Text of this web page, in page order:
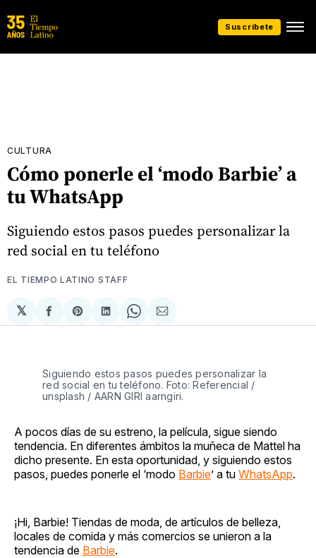
Suscríbete
CULTURA
Cómo ponerle el ‘modo Barbie’ a
tu WhatsApp
Siguiendo estos pasos puedes personalizar la
red social en tu teléfono
EL TIEMPO LATINO STAFF
𝕏
Compartir
en
Share
on
Compartir
en
Share
on
Compartir
via
Siguiendo estos pasos puedes personalizar la
red social en tu teléfono. Foto: Referencial /
unsplash / AARN GIRI aarngiri.
A pocos días de su estreno, la película, sigue siendo
tendencia. En diferentes ámbitos la muñeca de Mattel ha
dicho presente. En esta oportunidad, y siguiendo estos
pasos, puedes ponerle el ‘modo Barbie’ a tu WhatsApp.
¡Hi, Barbie! Tiendas de moda, de artículos de belleza,
locales de comida y más comercios se unieron a la
tendencia de Barbie.